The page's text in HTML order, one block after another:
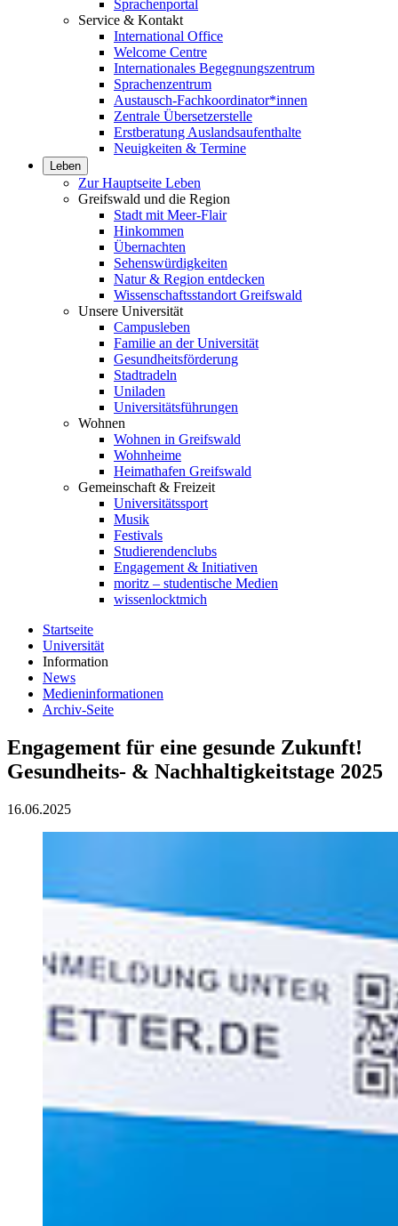
Sprachenportal
Service & Kontakt
International Office
Welcome Centre
Internationales Begegnungszentrum
Sprachenzentrum
Austausch-Fachkoordinator*innen
Zentrale Übersetzerstelle
Erstberatung Auslandsaufenthalte
Neuigkeiten & Termine
Leben
Zur Hauptseite Leben
Greifswald und die Region
Stadt mit Meer-Flair
Hinkommen
Übernachten
Sehenswürdigkeiten
Natur & Region entdecken
Wissenschaftsstandort Greifswald
Unsere Universität
Campusleben
Familie an der Universität
Gesundheitsförderung
Stadtradeln
Uniladen
Universitätsführungen
Wohnen
Wohnen in Greifswald
Wohnheime
Heimathafen Greifswald
Gemeinschaft & Freizeit
Universitätssport
Musik
Festivals
Studierendenclubs
Engagement & Initiativen
moritz – studentische Medien
wissenlocktmich
Startseite
Universität
Information
News
Medieninformationen
Archiv-Seite
Engagement für eine gesunde Zukunft!
Gesundheits- & Nachhaltigkeitstage 2025
16.06.2025